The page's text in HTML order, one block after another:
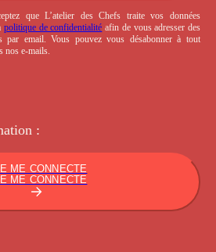
que L’atelier des Chefs traite vos données
politique de confidentialité afin de vous adresser des
par email. Vous pouvez vous désabonner à tout
nos e-mails.
:
ME CONNECTE
ME CONNECTE